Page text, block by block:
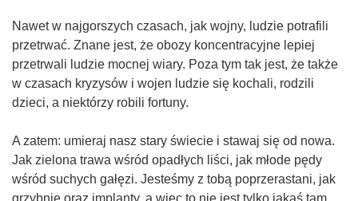
Nawet w najgorszych czasach, jak wojny, ludzie potrafili
przetrwać. Znane jest, że obozy koncentracyjne lepiej
przetrwali ludzie mocnej wiary. Poza tym tak jest, że także
w czasach kryzysów i wojen ludzie się kochali, rodzili
dzieci, a niektórzy robili fortuny.
A zatem: umieraj nasz stary świecie i stawaj się od nowa.
Jak zielona trawa wśród opadłych liści, jak młode pędy
wśród suchych gałęzi. Jesteśmy z tobą poprzerastani, jak
grzybnie oraz implanty, a więc to nie jest tylko jakaś tam